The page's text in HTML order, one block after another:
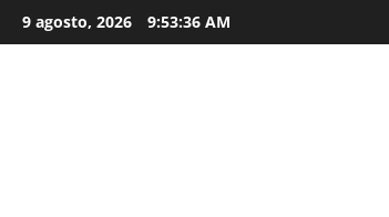
Skip
to
9 agosto, 2026 9:53:37 AM